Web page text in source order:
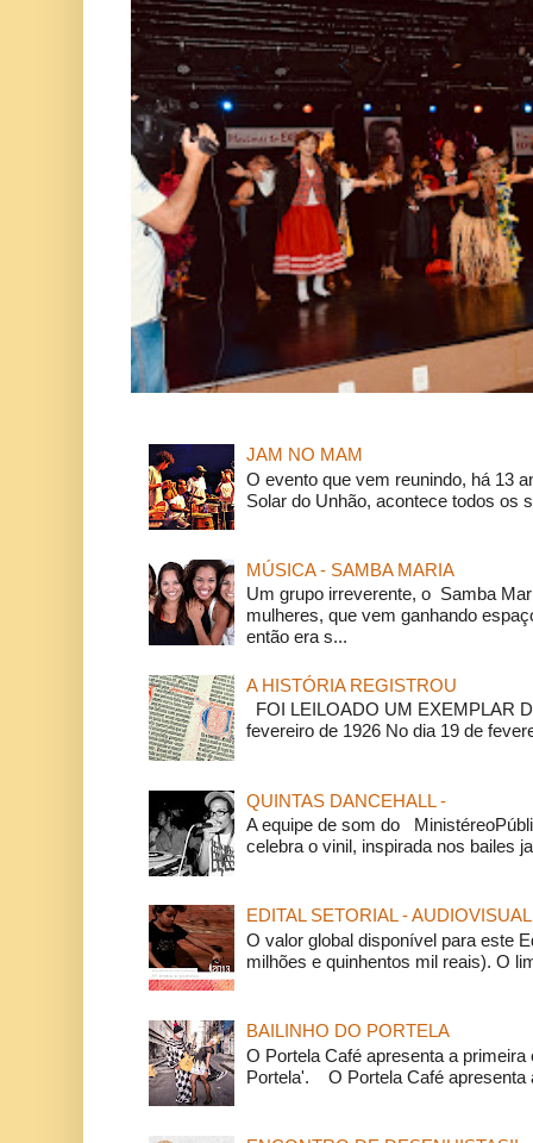
JAM NO MAM
O evento que vem reunindo, há 13
Solar do Unhão, acontece todos os
MÚSICA - SAMBA MARIA
Um grupo irreverente, o Samba
mulheres, que vem ganhando
então era s...
A HISTÓRIA REGISTROU
FOI LEILOADO UM EXEMPLAR
fevereiro de 1926 No dia 19 de
QUINTAS DANCEHALL -
A equipe de som do
celebra o vinil, inspirada nos bailes
EDITAL SETORIAL - AUDIOVISUAL
O valor global disponível para este
milhões e quinhentos mil reais). O
BAILINHO DO PORTELA
O Portela Café apresenta a
Portela'. O Portela Café apresenta